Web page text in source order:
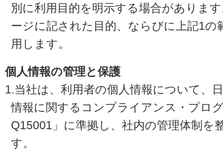
別に利用目的を明示する場合がありま
ージに記された目的、ならびに上記1の
用します。
個人情報の管理と保護
1.当社は、利用者の個人情報について、
情報に関するコンプライアンス・プロ
Q15001」に準拠し、社内の管理体制を
す。